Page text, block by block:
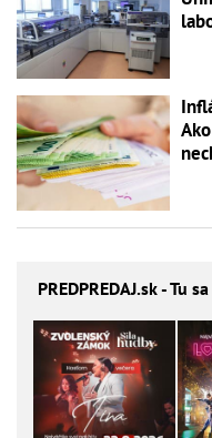
PREDPREDAJ.sk - Tu